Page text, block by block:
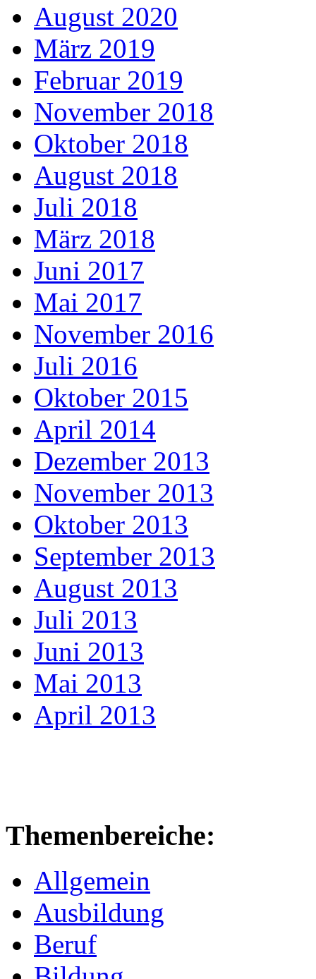
August 2020
März 2019
Februar 2019
November 2018
Oktober 2018
August 2018
Juli 2018
März 2018
Juni 2017
Mai 2017
November 2016
Juli 2016
Oktober 2015
April 2014
Dezember 2013
November 2013
Oktober 2013
September 2013
August 2013
Juli 2013
Juni 2013
Mai 2013
April 2013
Themenbereiche:
Allgemein
Ausbildung
Beruf